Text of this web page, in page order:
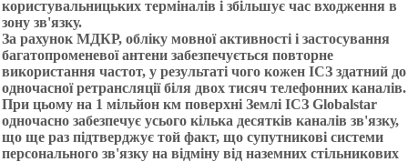
користувальницьких терміналів і збільшує час входження в
зону зв'язку.
За рахунок МДКР, обліку мовної активності і застосування
багатопроменевої антени забезпечується повторне
використання частот, у результаті чого кожен ІСЗ здатний до
одночасної ретрансляції біля двох тисяч телефонних каналів.
При цьому на 1 мільйон км поверхні Землі ІСЗ Globalstar
одночасно забезпечує усього кілька десятків каналів зв'язку,
що ще раз підтверджує той факт, що супутникові системи
персонального зв'язку на відміну від наземних стільникових